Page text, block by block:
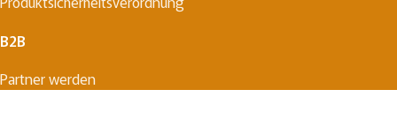
B2B
Partner werden